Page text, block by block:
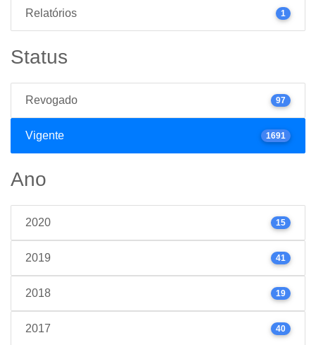
Relatórios 1
Status
Revogado 97
Vigente 1691
Ano
2020 15
2019 41
2018 19
2017 40